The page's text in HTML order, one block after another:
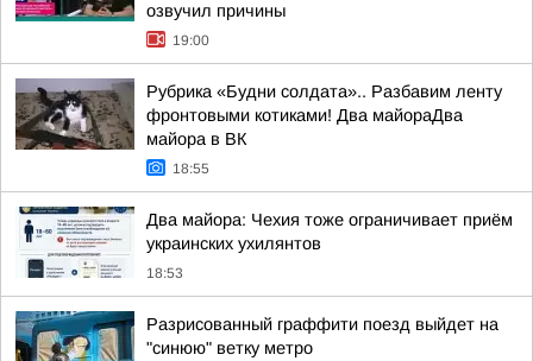
озвучил причины
19:00
Рубрика «Будни солдата».. Разбавим ленту
фронтовыми котиками! Два майораДва
майора в ВК
18:55
Два майора: Чехия тоже ограничивает приём
украинских ухилянтов
18:53
Разрисованный граффити поезд выйдет на
"синюю" ветку метро